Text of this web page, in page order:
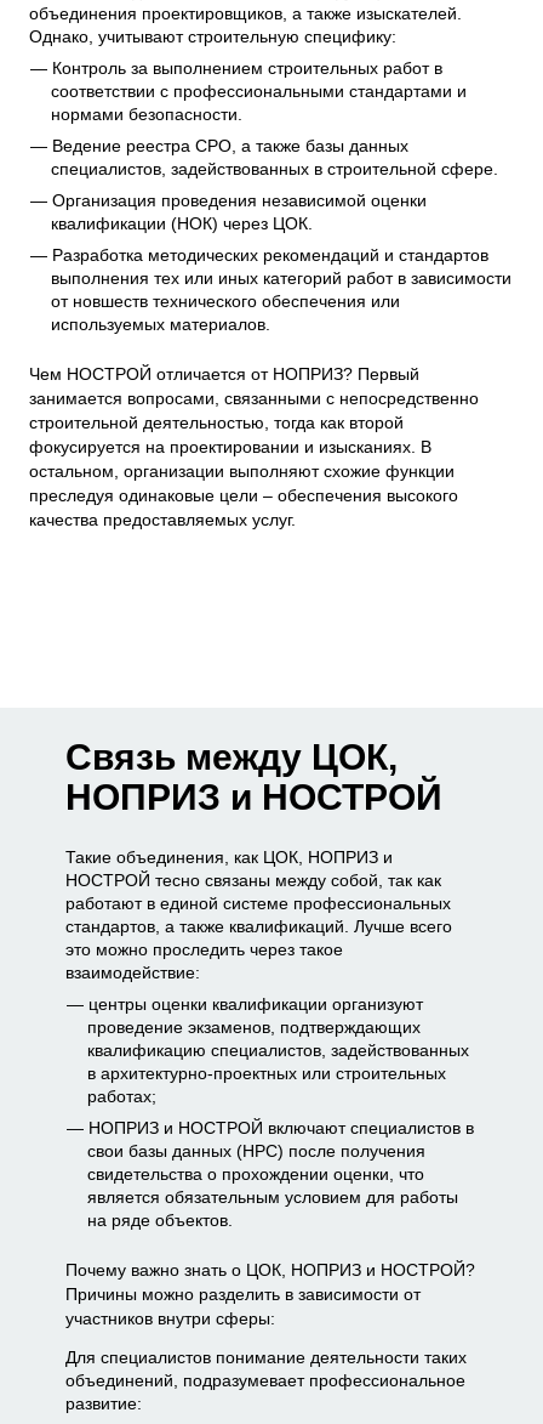
объединения проектировщиков, а также изыскателей.
Однако, учитывают строительную специфику:
Контроль за выполнением строительных работ в
соответствии с профессиональными стандартами и
нормами безопасности.
Ведение реестра СРО, а также базы данных
специалистов, задействованных в строительной сфере.
Организация проведения независимой оценки
квалификации (НОК) через ЦОК.
Разработка методических рекомендаций и стандартов
выполнения тех или иных категорий работ в зависимости
от новшеств технического обеспечения или
используемых материалов.
Чем НОСТРОЙ отличается от НОПРИЗ? Первый
занимается вопросами, связанными с непосредственно
строительной деятельностью, тогда как второй
фокусируется на проектировании и изысканиях. В
остальном, организации выполняют схожие функции
преследуя одинаковые цели – обеспечения высокого
качества предоставляемых услуг.
Связь между ЦОК,
НОПРИЗ и НОСТРОЙ
Такие объединения, как ЦОК, НОПРИЗ и
НОСТРОЙ тесно связаны между собой, так как
работают в единой системе профессиональных
стандартов, а также квалификаций. Лучше всего
это можно проследить через такое
взаимодействие:
центры оценки квалификации организуют
проведение экзаменов, подтверждающих
квалификацию специалистов, задействованных
в архитектурно-проектных или строительных
работах;
НОПРИЗ и НОСТРОЙ включают специалистов в
свои базы данных (НРС) после получения
свидетельства о прохождении оценки, что
является обязательным условием для работы
на ряде объектов.
Почему важно знать о ЦОК, НОПРИЗ и НОСТРОЙ?
Причины можно разделить в зависимости от
участников внутри сферы:
Для специалистов понимание деятельности таких
объединений, подразумевает профессиональное
развитие: